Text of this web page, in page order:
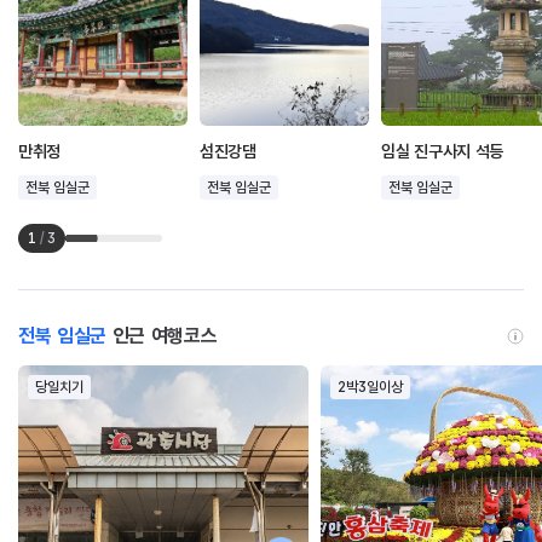
만취정
전북 임실군
섬진강댐
전북 임실군
임실 진구사지 석등
전북 임실군
1 / 3
전북 임실군 인근 여행코스
당일치기 2박3일이상